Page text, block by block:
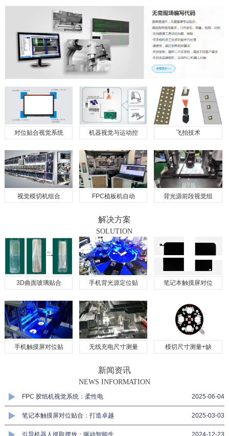
对位贴合视觉系统 机器视觉与运动控 飞拍技术
视觉模切机组合 FPC植板机自动 背光源前段视觉组
解决方案
SOLUTION
3D曲面玻璃贴合 手机背光源定位贴 笔记本触摸屏对位
手机触摸屏对位贴 无线充电尺寸测量 模切尺寸测量+缺
新闻资讯
NEWS INFORMATION
FPC 胶纸机视觉系统：柔性电 2025-06-04
笔记本触摸屏对位贴合：打造卓越 2025-03-03
引导机器人抓取摆放：驱动智能生 2024-12-23